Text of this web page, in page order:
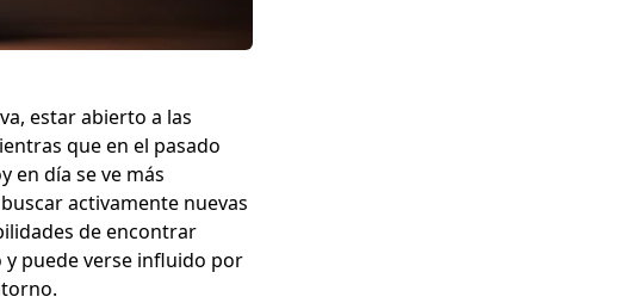
estar abierto a las
que en el pasado
en día se ve más
activamente nuevas
de encontrar
y puede verse influido por